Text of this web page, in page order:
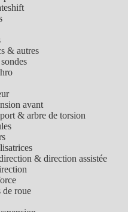
& autres
avant
& arbre de torsion
& direction assistée
de roue